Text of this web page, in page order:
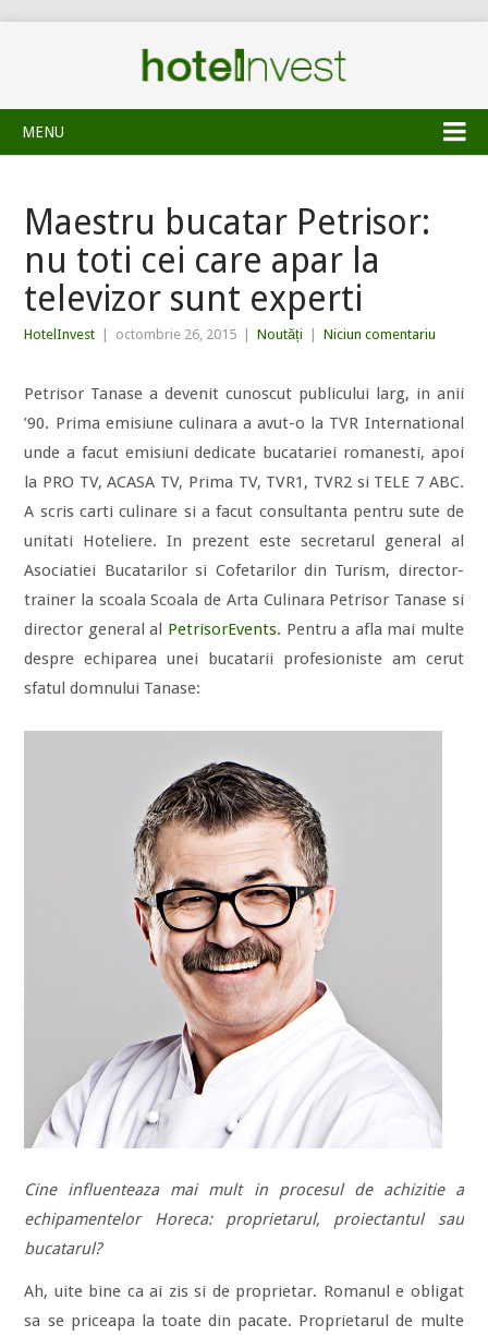
MENU
Maestru bucatar Petrisor:
nu toti cei care apar la
televizor sunt experti
HotelInvest octombrie 26, 2015 Noutăți Niciun comentariu
Petrisor Tanase a devenit cunoscut publicului larg, in anii
’90. Prima emisiune culinara a avut-o la TVR International
unde a facut emisiuni dedicate bucatariei romanesti, apoi
la PRO TV, ACASA TV, Prima TV, TVR1, TVR2 si TELE 7 ABC.
A scris carti culinare si a facut consultanta pentru sute de
unitati Hoteliere. In prezent este secretarul general al
Asociatiei Bucatarilor si Cofetarilor din Turism, director-
trainer la scoala Scoala de Arta Culinara Petrisor Tanase si
director general al PetrisorEvents. Pentru a afla mai multe
despre echiparea unei bucatarii profesioniste am cerut
sfatul domnului Tanase:
Cine influenteaza mai mult in procesul de achizitie a
echipamentelor Horeca: proprietarul, proiectantul sau
bucatarul?
Ah, uite bine ca ai zis si de proprietar. Romanul e obligat
sa se priceapa la toate din pacate. Proprietarul de multe